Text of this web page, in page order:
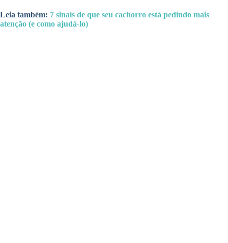
Leia também: 7 sinais de que seu cachorro está pedindo mais
atenção (e como ajudá-lo)